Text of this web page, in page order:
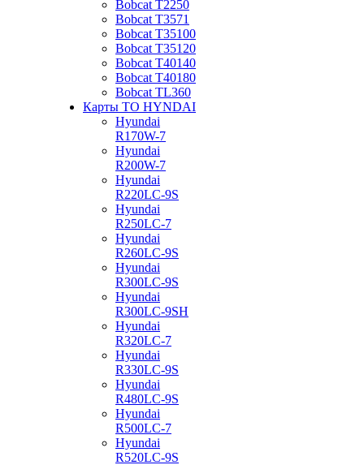
Bobcat Т2250
Bobcat Т3571
Bobcat Т35100
Bobcat Т35120
Bobcat Т40140
Bobcat Т40180
Bobcat ТL360
Карты ТО HYNDAI
Hyundai
R170W-7
Hyundai
R200W-7
Hyundai
R220LC-9S
Hyundai
R250LC-7
Hyundai
R260LC-9S
Hyundai
R300LC-9S
Hyundai
R300LC-9SH
Hyundai
R320LC-7
Hyundai
R330LC-9S
Hyundai
R480LC-9S
Hyundai
R500LC-7
Hyundai
R520LC-9S